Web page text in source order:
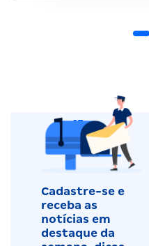
Cadastre-se e
receba as
notícias em
destaque da